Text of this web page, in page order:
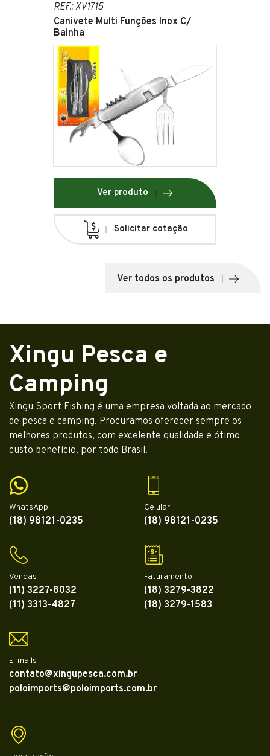
REF.: XV1715
Canivete Multi Funções Inox C/
Bainha
Ver produto
Solicitar cotação
Ver todos os produtos
Xingu Pesca e
Camping
Xingu Sport Fishing é uma empresa voltada ao mercado
de pesca e camping. Procuramos oferecer sempre os
melhores produtos, com excelente qualidade e ótimo
custo benefício, por todo Brasil.
WhatsApp
(18) 98121-0235
Celular
(18) 98121-0235
Vendas
(11) 3227-8032
(11) 3313-4827
Faturamento
(18) 3279-3822
(18) 3279-1583
E-mails
contato@xingupesca.com.br
poloimports@poloimports.com.br